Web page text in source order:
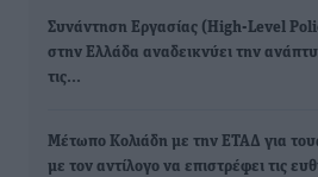
Συνάντηση Εργασίας (High-Level
στην Ελλάδα αναδεικνύει την
τις…
Μέτωπο Κολιάδη με την ΕΤΑΔ για
με τον αντίλογο να επιστρέφει τις